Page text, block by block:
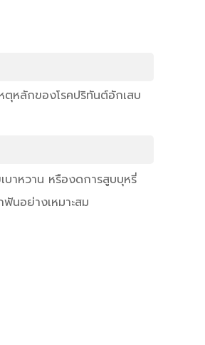
ตุหลักของโรคปริทันต์อักเสบ
บาหวาน หรืองดการสูบบุหรี่
นอย่างเหมาะสม